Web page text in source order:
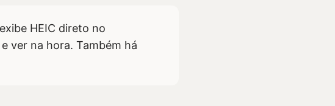
HEIC direto no
ver na hora. Também há